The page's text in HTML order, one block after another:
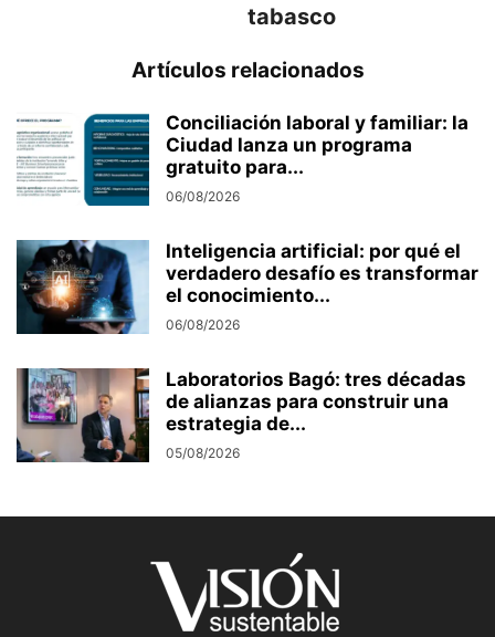
tabasco
Artículos relacionados
Conciliación laboral y familiar: la
Ciudad lanza un programa
gratuito para...
06/08/2026
Inteligencia artificial: por qué el
verdadero desafío es transformar
el conocimiento...
06/08/2026
Laboratorios Bagó: tres décadas
de alianzas para construir una
estrategia de...
05/08/2026